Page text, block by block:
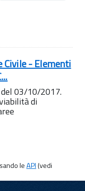
Civile - Elementi
03/10/2017.
di
leAPI(vedi